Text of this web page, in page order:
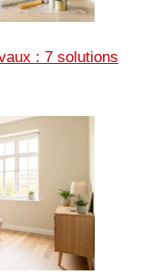
: 7 solutions